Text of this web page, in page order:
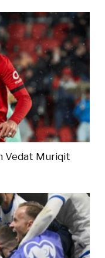
Vedat Muriqit